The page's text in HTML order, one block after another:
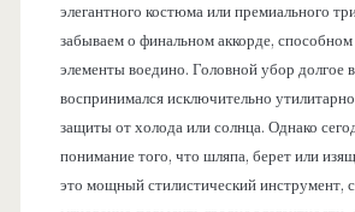
элегантного костюма или премиального
забываем о финальном аккорде, способном
элементы воедино. Головной убор долгое
воспринимался исключительно
защиты от холода или солнца. Однако
понимание того, что шляпа, берет или
это мощный стилистический инструмент,